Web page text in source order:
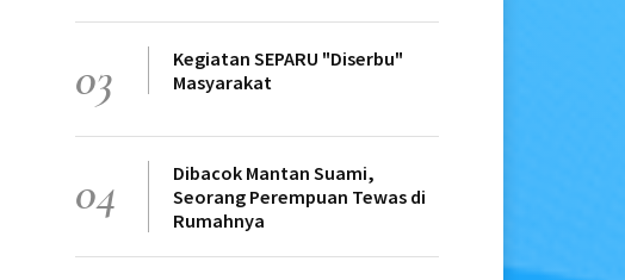
03
Kegiatan SEPARU "Diserbu"
Masyarakat
04
Dibacok Mantan Suami,
Seorang Perempuan Tewas di
Rumahnya